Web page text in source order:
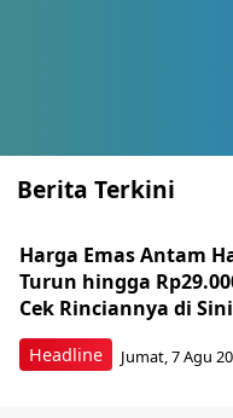
Berita Terkini
Headline
Harga Emas Antam
Turun hingga
Cek Rinciannya di Sini
Jumat, 7 Agu